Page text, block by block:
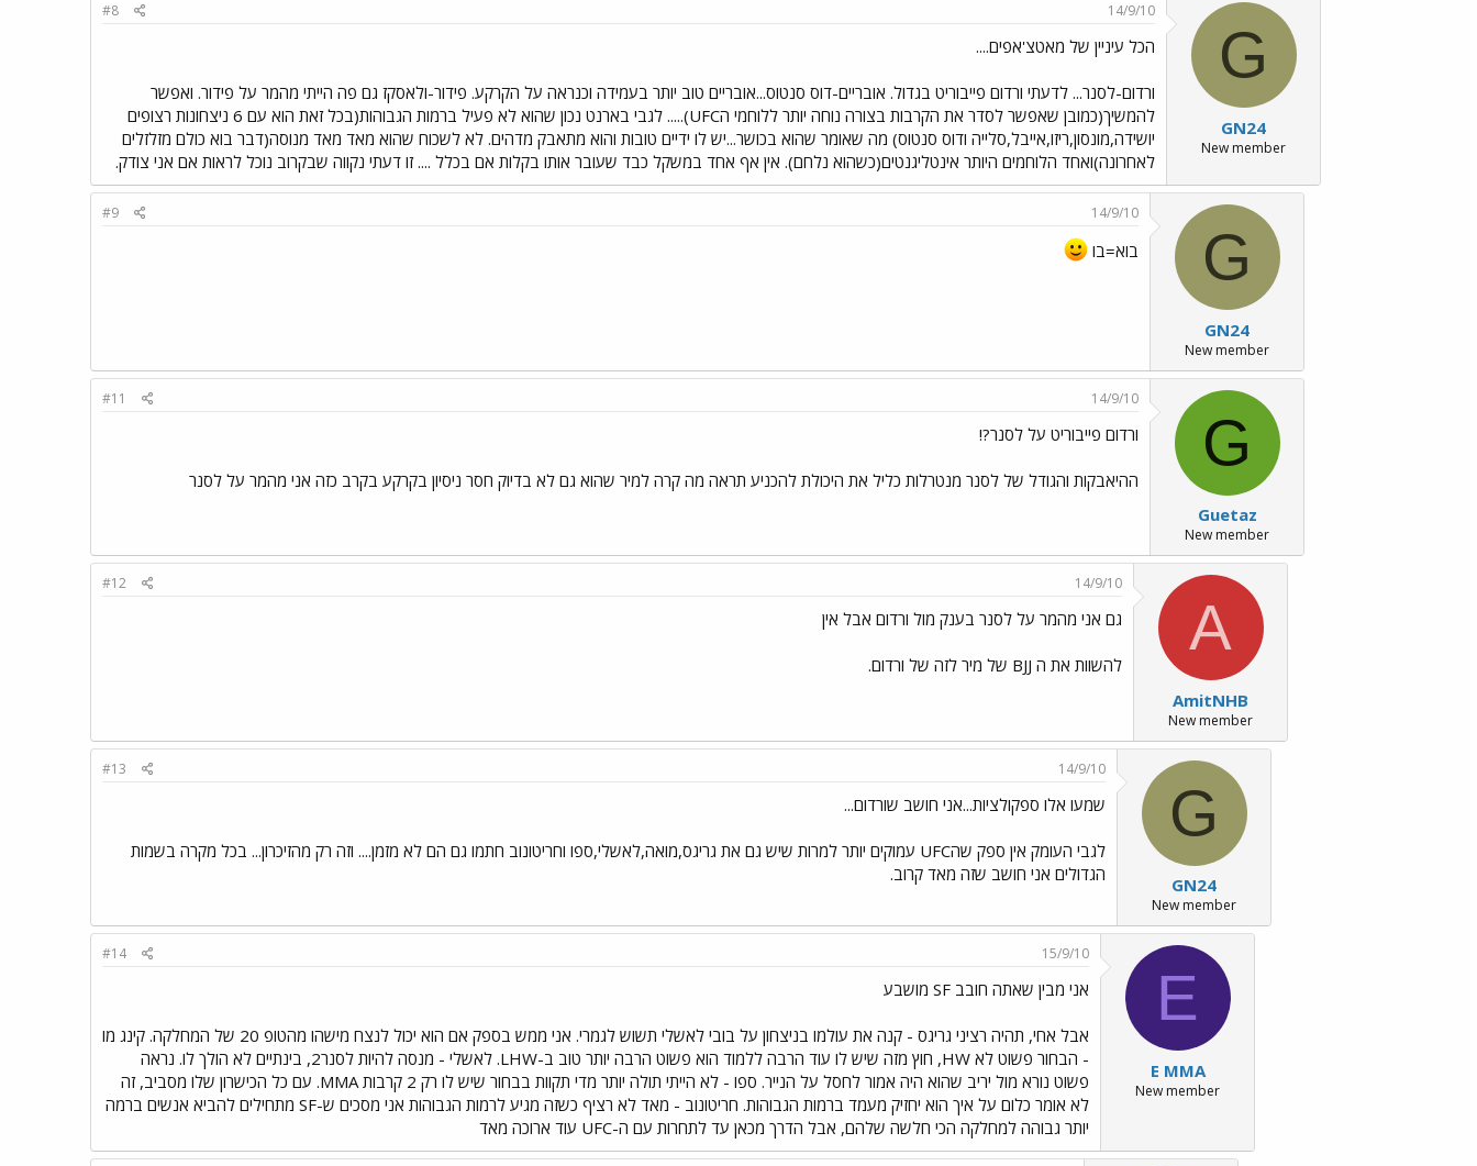
G
GN24
New member
14/9/10
#8
הכל עיניין של מאטצ'אפים....
ורדום-לסנר... לדעתי ורדום פייבוריט בגדול. אובריים-דוס סנטוס...אובריים טוב יותר בעמידה וכנראה על הקרקע. פידור-ולאסקז גם פה הייתי מהמר על פידור. ואפשר
להמשיך(כמובן שאפשר לסדר את הקרבות בצורה נוחה יותר ללוחמי הUFC)..... לגבי בארנט נכון שהוא לא פעיל ברמות הגבוהות(בכל זאת הוא עם 6 ניצחונות רצופים
יושידה,מונסון,ריזו,אייבל,סלייה ודוס סנטוס) מה שאומר שהוא בכושר...יש לו ידיים טובות והוא מתאבק מדהים. לא לשכוח שהוא מאד מאד מנוסה(דבר בוא כולם מזלזלים
לאחרונה)ואחד הלוחמים היותר אינטליגנטים(כשהוא נלחם). אין אף אחד במשקל כבד שעובר אותו בקלות אם בכלל .... זו דעתי נקווה שבקרוב נוכל לראות אם אני צודק.
G
GN24
New member
14/9/10
#9
בוא=בו
G
Guetaz
New member
14/9/10
#11
ורדום פייבוריט על לסנר?!
ההיאבקות והגודל של לסנר מנטרלות כליל את היכולת להכניע תראה מה קרה למיר שהוא גם לא בדיוק חסר ניסיון בקרקע בקרב כזה אני מהמר על לסנר
A
AmitNHB
New member
14/9/10
#12
גם אני מהמר על לסנר בענק מול ורדום אבל אין
להשוות את ה BJJ של מיר לזה של ורדום.
G
GN24
New member
14/9/10
#13
שמעו אלו ספקולציות...אני חושב שורדום...
לגבי העומק אין ספק שהUFC עמוקים יותר למרות שיש גם את גריגס,מואה,לאשלי,ספו וחריטונוב חתמו גם הם לא מזמן.... וזה רק מהזיכרון... בכל מקרה בשמות
הגדולים אני חושב שזה מאד קרוב.
E
E MMA
New member
15/9/10
#14
אני מבין שאתה חובב SF מושבע
אבל אחי, תהיה רציני גריגס - קנה את עולמו בניצחון על בובי לאשלי תשוש לגמרי. אני ממש בספק אם הוא יכול לנצח מישהו מהטופ 20 של המחלקה. קינג מו
- הבחור פשוט לא HW, חוץ מזה שיש לו עוד הרבה ללמוד הוא פשוט הרבה יותר טוב ב-LHW. לאשלי - מנסה להיות לסנר2, בינתיים לא הולך לו. נראה
פשוט נורא מול יריב שהוא היה אמור לחסל על הנייר. ספו - לא הייתי תולה יותר מדי תקוות בבחור שיש לו רק 2 קרבות MMA. עם כל הכישרון שלו מסביב, זה
לא אומר כלום על איך הוא יחזיק מעמד ברמות הגבוהות. חריטונוב - מאד לא רציף כשזה מגיע לרמות הגבוהות אני מסכים ש-SF מתחילים להביא אנשים ברמה
יותר גבוהה למחלקה הכי חלשה שלהם, אבל הדרך מכאן עד לתחרות עם ה-UFC עוד ארוכה מאד